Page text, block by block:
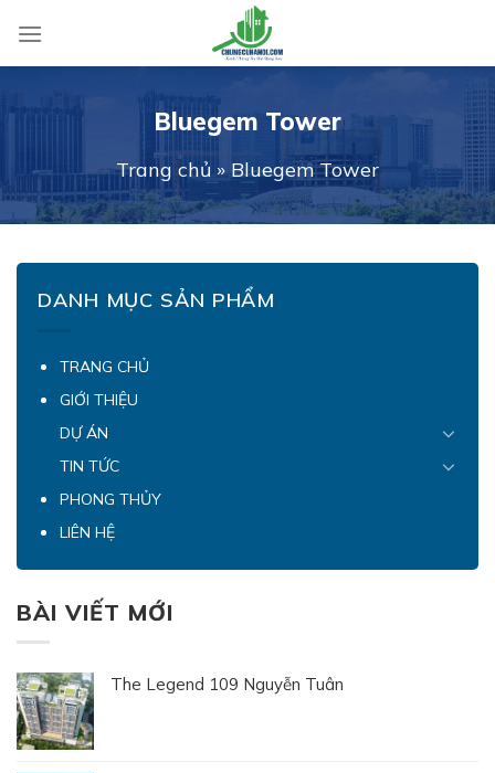
content
Bluegem Tower
Trang chủ »Bluegem Tower
DANH MỤC SẢN PHẨM
TRANG CHỦ
GIỚI THIỆU
DỰ ÁN
TIN TỨC
PHONG THỦY
LIÊN HỆ
BÀI VIẾT MỚI
The Legend 109 Nguyễn Tuân